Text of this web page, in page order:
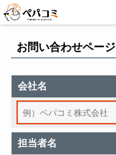
お問い合わせページ
会社名
担当者名